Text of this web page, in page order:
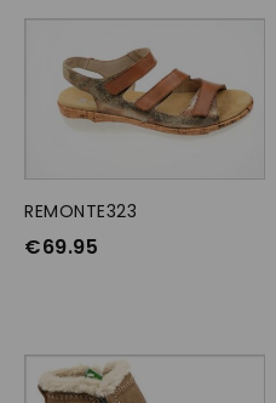
OPTIES SELECTEREN
REMONTE323
€69.95